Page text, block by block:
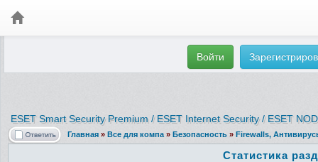
Войти
ESET Smart Security Premium / ESET Internet Security / ESET
Главная » Все для компа » Безопасность » Firewalls,
Статистика